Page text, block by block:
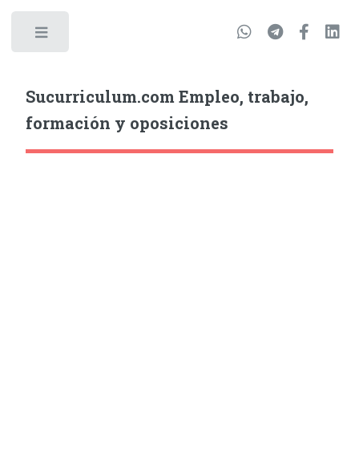
Sucurriculum.com Empleo, trabajo,
formación y oposiciones